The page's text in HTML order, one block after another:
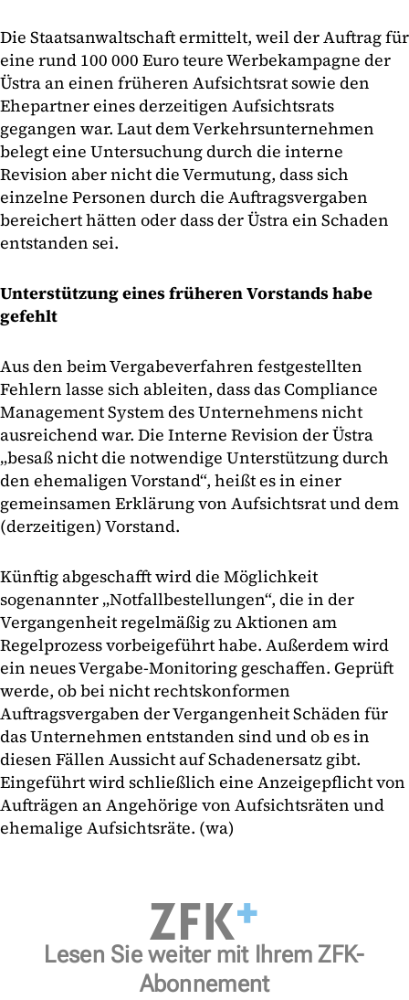
Die Staatsanwaltschaft ermittelt, weil der Auftrag für
eine rund 100 000 Euro teure Werbekampagne der
Üstra an einen früheren Aufsichtsrat sowie den
Ehepartner eines derzeitigen Aufsichtsrats
gegangen war. Laut dem Verkehrsunternehmen
belegt eine Untersuchung durch die interne
Revision aber nicht die Vermutung, dass sich
einzelne Personen durch die Auftragsvergaben
bereichert hätten oder dass der Üstra ein Schaden
entstanden sei.
Unterstützung eines früheren Vorstands habe
gefehlt
Aus den beim Vergabeverfahren festgestellten
Fehlern lasse sich ableiten, dass das Compliance
Management System des Unternehmens nicht
ausreichend war. Die Interne Revision der Üstra
„besaß nicht die notwendige Unterstützung durch
den ehemaligen Vorstand“, heißt es in einer
gemeinsamen Erklärung von Aufsichtsrat und dem
(derzeitigen) Vorstand.
Künftig abgeschafft wird die Möglichkeit
sogenannter „Notfallbestellungen“, die in der
Vergangenheit regelmäßig zu Aktionen am
Regelprozess vorbeigeführt habe. Außerdem wird
ein neues Vergabe-Monitoring geschaffen. Geprüft
werde, ob bei nicht rechtskonformen
Auftragsvergaben der Vergangenheit Schäden für
das Unternehmen entstanden sind und ob es in
diesen Fällen Aussicht auf Schadenersatz gibt.
Eingeführt wird schließlich eine Anzeigepflicht von
Aufträgen an Angehörige von Aufsichtsräten und
ehemalige Aufsichtsräte. (wa)
Lesen Sie weiter mit Ihrem ZFK-
Abonnement